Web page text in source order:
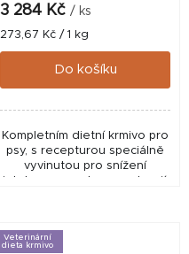
3 284 Kč / ks
Měrná
cena:
273,67 Kč / 1 kg
Do košíku
Kompletním dietní krmivo pro
psy, s recepturou speciálně
vyvinutou pro snížení
intolerance potravy a alergií.
Veterinární
dieta krmivo